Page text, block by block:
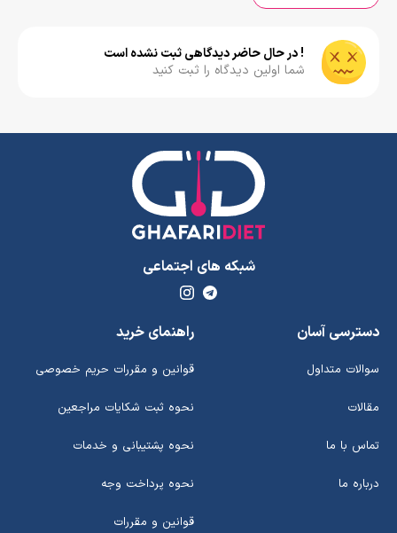
! در حال حاضر دیدگاهی ثبت نشده است
شما اولین دیدگاه را ثبت کنید
شبکه های اجتماعی
دسترسی آسان
سوالات متداول
مقالات
تماس با ما
درباره ما
راهنمای خرید
قوانین و مقررات حریم خصوصی
نحوه ثبت شکایات مراجعین
نحوه پشتیبانی و خدمات
نحوه پرداخت وجه
قوانین و مقررات